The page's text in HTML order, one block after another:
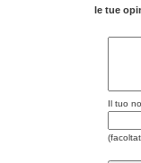
le tue
Il tuo